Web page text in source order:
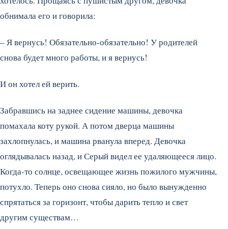
обнимала его и говорила:
– Я вернусь! Обязательно-обязательно! У родителей
снова будет много работы, и я вернусь!
И он хотел ей верить.
Забравшись на заднее сидение машины, девочка
помахала коту рукой. А потом дверца машины
захлопнулась, и машина рванула вперед. Девочка
оглядывалась назад, и Серый видел ее удаляющееся лицо.
Когда-то солнце, освещающее жизнь пожилого мужчины,
потухло. Теперь оно снова сияло, но было вынужденно
спрятаться за горизонт, чтобы дарить тепло и свет
другим существам…